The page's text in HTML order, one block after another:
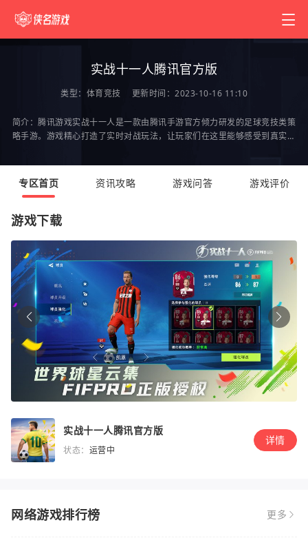
实战十一人腾讯官方版
类型： 体育竞技 更新时间：2023-10-16 11:10
简介：腾讯游戏实战十一人是一款由腾讯手游官方倾力研发的足球竞技类策
略手游。游戏精心打造了实时对战玩法，让玩家们在这里能够感受到真实赛
专区首页 资讯攻略 游戏问答 游戏评价
游戏下载
实战十一人腾讯官方版
状态： 运营中
详情
网络游戏排行榜 更多